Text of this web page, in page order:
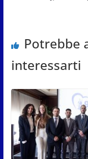
Potrebbe
interessarti